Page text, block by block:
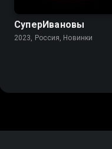
СуперИвановы
2023, Россия, Новинки